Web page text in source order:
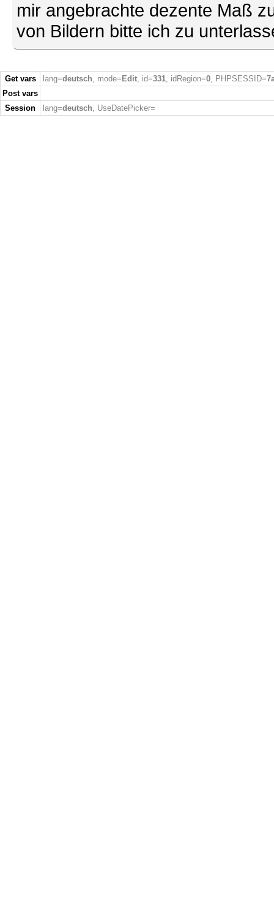
mir angebrachte dezente Maß
von Bildern bitte ich zu
Get vars lang=deutsch, mode= Edit, id=331, idRegion=0, PHPSESSID=
Post vars
Session
lang=deutsch, UseDatePicker=